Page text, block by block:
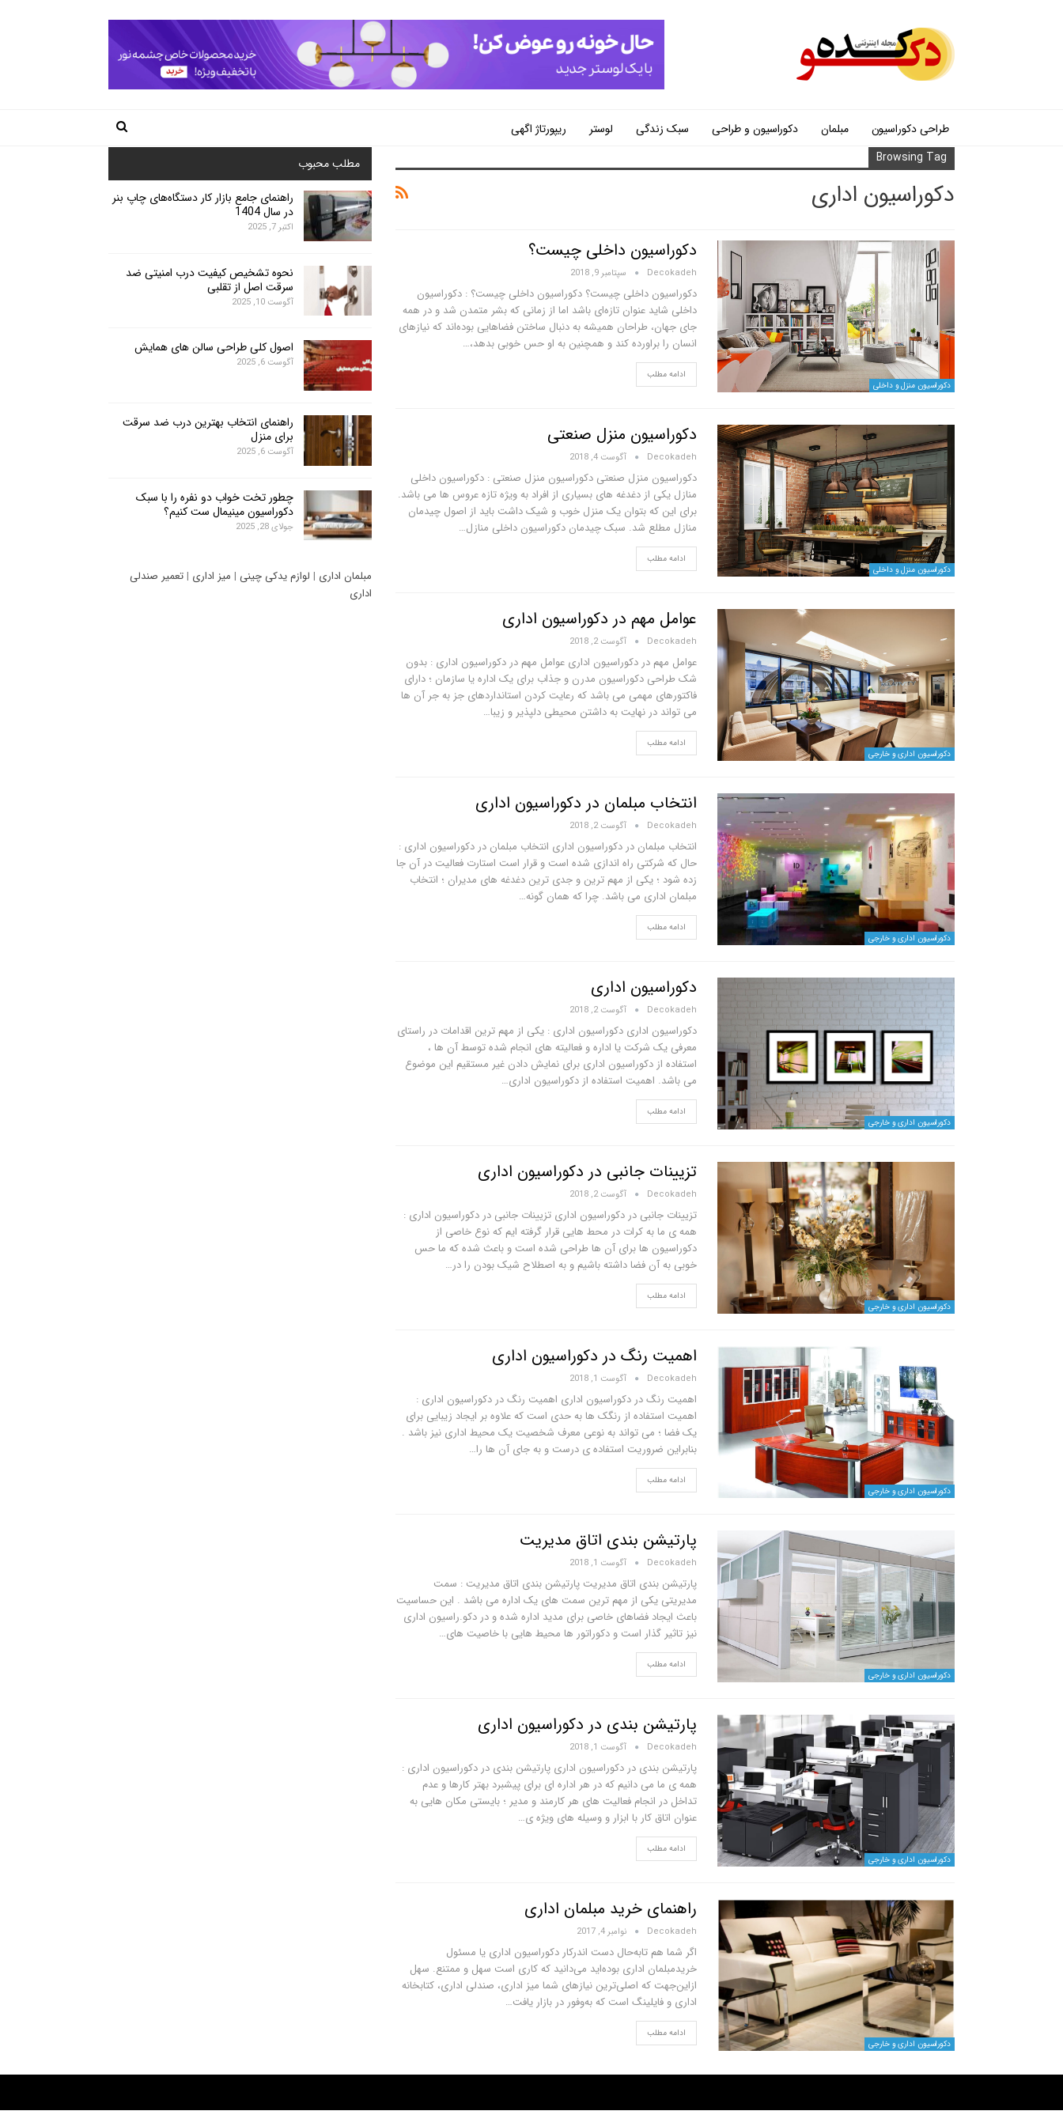
طراحی دکوراسیون مبلمان دکوراسیون و طراحی سبک زندگی لوستر
ریپورتاژ اگهی
Browsing Tag
دکوراسیون اداری
دکوراسیون منزل و داخلی
دکوراسیون داخلی چیست؟
Decokadeh سپتامبر 9, 2018
دکوراسیون داخلی چیست؟ دکوراسیون داخلی چیست؟ : دکوراسیون
داخلی شاید عنوان تازه‌ای باشد اما از زمانی که بشر متمدن شد و در همه
جای جهان، طراحان همیشه به دنبال ساختن فضاهایی بوده‌اند که نیازهای
انسان را براورده کند و همچنین به او حس خوبی بدهد،…
ادامه مطلب
دکوراسیون منزل و داخلی
دکوراسیون منزل صنعتی
Decokadeh آگوست 4, 2018
دکوراسیون منزل صنعتی دکوراسیون منزل صنعتی : دکوراسیون داخلی
منازل یکی از دغدغه های بسیاری از افراد به ویژه تازه عروس ها می باشد.
برای این که بتوان یک منزل خوب و شیک داشت باید از اصول چیدمان
منازل مطلع شد. سبک چیدمان دکوراسیون داخلی منازل…
ادامه مطلب
دکوراسیون اداری و خارجی
عوامل مهم در دکوراسیون اداری
Decokadeh آگوست 2, 2018
عوامل مهم در دکوراسیون اداری عوامل مهم در دکوراسیون اداری : بدون
شک طراحی دکوراسیون مدرن و جذاب برای یک اداره یا سازمان ؛ دارای
فاکتورهای مهمی می باشد که رعایت کردن استانداردهای جز به جر آن ها
می تواند در نهایت به داشتن محیطی دلپذیر و زیبا…
ادامه مطلب
دکوراسیون اداری و خارجی
انتخاب مبلمان در دکوراسیون اداری
Decokadeh آگوست 2, 2018
انتخاب مبلمان در دکوراسیون اداری انتخاب مبلمان در دکوراسیون اداری :
حال که شرکتی راه اندازی شده است و قرار است استارت فعالیت در آن جا
زده شود ؛ یکی از مهم ترین و جدی ترین دغدغه های مدیران ؛ انتخاب
مبلمان اداری می باشد. چرا که همان گونه…
ادامه مطلب
دکوراسیون اداری و خارجی
دکوراسیون اداری
Decokadeh آگوست 2, 2018
دکوراسیون اداری دکوراسیون اداری : یکی از مهم ترین اقدامات در راستای
معرفی یک شرکت یا اداره و فعالیته های انجام شده توسط آن ها ،
استفاده از دکوراسیون اداری برای نمایش دادن غیر مستقیم این موضوع
می باشد. اهمیت استفاده از دکوراسیون اداری…
ادامه مطلب
دکوراسیون اداری و خارجی
تزیینات جانبی در دکوراسیون اداری
Decokadeh آگوست 2, 2018
تزیینات جانبی در دکوراسیون اداری تزیینات جانبی در دکوراسیون اداری :
همه ی ما به کرات در محط هایی قرار گرفته ایم که نوع خاصی از
دکوراسیون ها برای آن ها طراحی شده است و باعث شده که ما حس
خوبی به آن فضا داشته باشیم و به اصطلاح شیک بودن را در…
ادامه مطلب
دکوراسیون اداری و خارجی
اهمیت رنگ در دکوراسیون اداری
Decokadeh آگوست 1, 2018
اهمیت رنگ در دکوراسیون اداری اهمیت رنگ در دکوراسیون اداری :
اهمیت استفاده از رنگک ها به حدی است که علاوه بر ایجاد زیبایی برای
یک فضا ؛ می تواند به نوعی معرف شخصیت یک محیط اداری نیز باشد .
بنابراین ضروریت استفاده ی درست و به جای آن ها را…
ادامه مطلب
دکوراسیون اداری و خارجی
پارتیشن بندی اتاق مدیریت
Decokadeh آگوست 1, 2018
پارتیشن بندی اتاق مدیریت پارتیشن بندی اتاق مدیریت : سمت
مدیریتی یکی از مهم ترین سمت های یک اداره می باشد . این حساسیت
باعث ایجاد فضاهای خاصی برای مدید اداره شده و در دکو.راسیون اداری
نیز تاثیر گذار است و دکوراتور ها محیط هایی با خاصیت های…
ادامه مطلب
دکوراسیون اداری و خارجی
پارتیشن بندی در دکوراسیون اداری
Decokadeh آگوست 1, 2018
پارتیشن بندی در دکوراسیون اداری پارتیشن بندی در دکوراسیون اداری :
همه ی ما می دانیم که در هر اداره ای برای پیشبرد بهتر کارها و عدم
تداخل در انجام فعالیت های هر کارمند و مدیر ؛ بایستی مکان هایی به
عنوان اتاق کار با ابزار و وسیله های ویژه ی…
ادامه مطلب
دکوراسیون اداری و خارجی
راهنمای خرید مبلمان اداری
Decokadeh نوامبر 4, 2017
اگر شما هم تابه‌حال دست اندرکار دکوراسیون اداری یا مسئول
خریدمبلمان اداری بوده‌اید می‌دانید که کاری است سهل و ممتنع. سهل
ازاین‌جهت که اصلی‌ترین نیازهای شما میز اداری، صندلی اداری، کتابخانه
اداری و فایلینگ است که به‌وفور در بازار یافت…
ادامه مطلب
مطلب محبوب
راهنمای جامع بازار کار دستگاه‌های چاپ بنر
در سال 1404
اکتبر 7, 2025
نحوه تشخیص کیفیت درب امنیتی ضد
سرقت اصل از تقلبی
آگوست 10, 2025
اصول کلی طراحی سالن های همایش
آگوست 6, 2025
راهنمای انتخاب بهترین درب ضد سرقت
برای منزل
آگوست 6, 2025
چطور تخت خواب دو نفره را با سبک
دکوراسیون مینیمال ست کنیم؟
جولای 28, 2025
مبلمان اداری | لوازم یدکی چینی | میز اداری | تعمیر صندلی
اداری